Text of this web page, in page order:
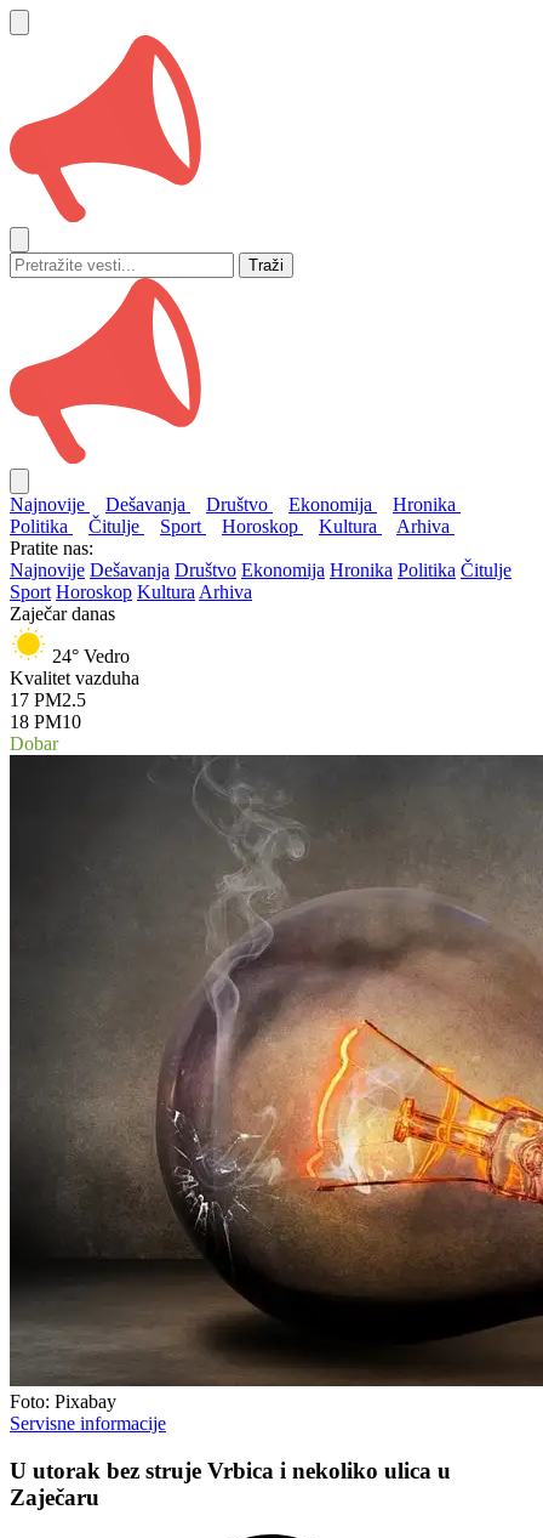
Traži
Najnovije Dešavanja Društvo Ekonomija
Hronika
Politika
Čitulje Sport Horoskop Kultura
Arhiva
Pratite nas:
Najnovije Dešavanja Društvo Ekonomija Hronika Politika Čitulje
Sport Horoskop Kultura Arhiva
Zaječar danas
24° Vedro
Kvalitet vazduha
17 PM2.5
18 PM10
Dobar
Foto: Pixabay
Servisne informacije
U utorak bez struje Vrbica i nekoliko ulica u
Zaječaru